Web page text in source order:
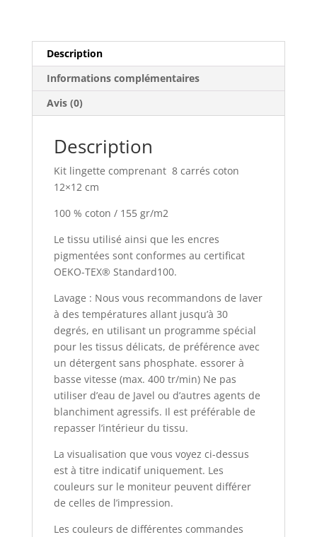
Description
Informations complémentaires
Avis (0)
Description
Kit lingette comprenant 8 carrés coton
12×12 cm
100 % coton / 155 gr/m2
Le tissu utilisé ainsi que les encres
pigmentées sont conformes au certificat
OEKO-TEX® Standard100.
Lavage : Nous vous recommandons de laver
à des températures allant jusqu’à 30
degrés, en utilisant un programme spécial
pour les tissus délicats, de préférence avec
un détergent sans phosphate. essorer à
basse vitesse (max. 400 tr/min) Ne pas
utiliser d’eau de Javel ou d’autres agents de
blanchiment agressifs. Il est préférable de
repasser l’intérieur du tissu.
La visualisation que vous voyez ci-dessus
est à titre indicatif uniquement. Les
couleurs sur le moniteur peuvent différer
de celles de l’impression.
Les couleurs de différentes commandes